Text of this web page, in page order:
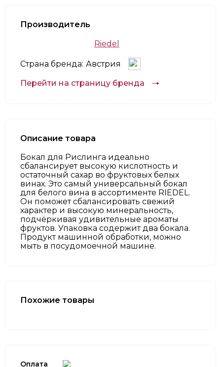
Производитель
Riedel
Страна бренда: Австрия
Перейти на страницу бренда
Описание товара
Бокал для Рислинга идеально
сбалансирует высокую кислотность и
остаточный сахар во фруктовых белых
винах. Это самый универсальный бокал
для белого вина в ассортименте RIEDEL.
Он поможет сбалансировать свежий
характер и высокую минеральность,
подчёркивая удивительные ароматы
фруктов. Упаковка содержит два бокала.
Продукт машинной обработки, можно
мыть в посудомоечной машине.
Похожие товары
Оплата